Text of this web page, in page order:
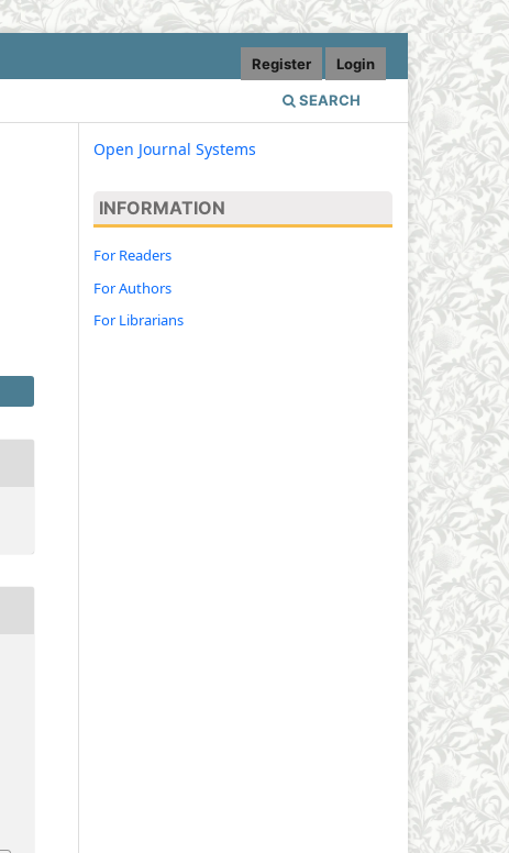
SEARCH
Register Login
Open Journal Systems
INFORMATION
For Readers
For Authors
For Librarians